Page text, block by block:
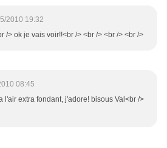
2010 19:32
/> ok je vais voir!!<br /> <br /> <br /> <br />
08:45
l'air extra fondant, j'adore! bisous Val<br />